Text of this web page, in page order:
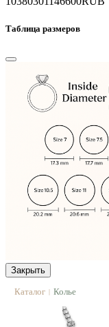
Таблица размеров
Закрыть
Каталог | Колье